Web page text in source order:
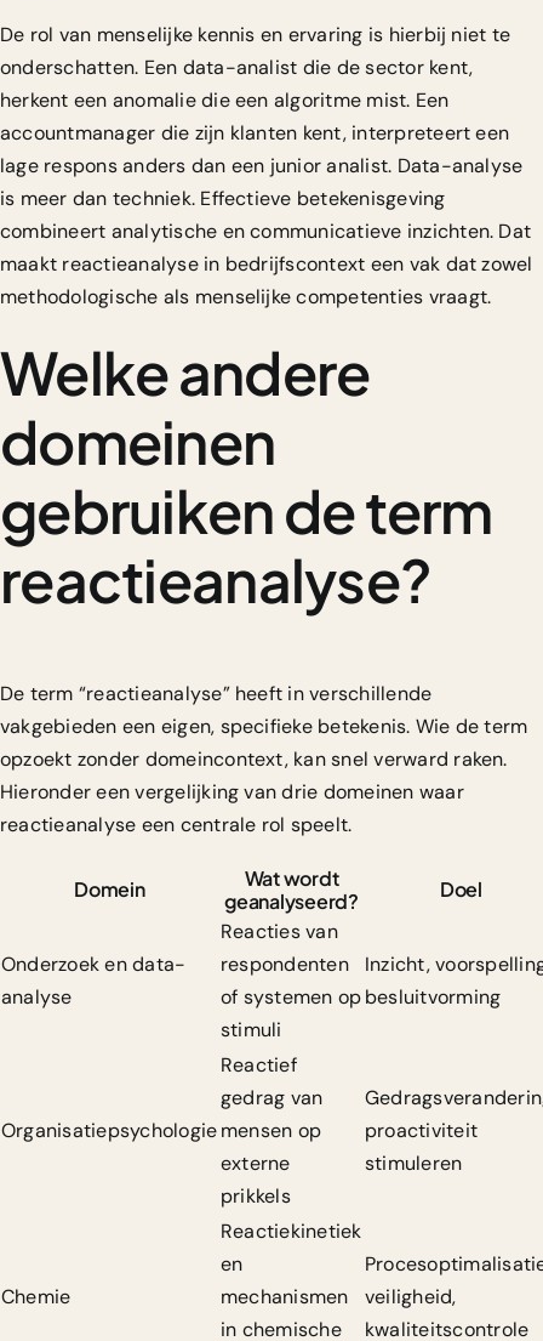
De rol van menselijke kennis en ervaring is hierbij niet te
onderschatten. Een data-analist die de sector kent,
herkent een anomalie die een algoritme mist. Een
accountmanager die zijn klanten kent, interpreteert een
lage respons anders dan een junior analist. Data-analyse
is meer dan techniek. Effectieve betekenisgeving
combineert analytische en communicatieve inzichten. Dat
maakt reactieanalyse in bedrijfscontext een vak dat zowel
methodologische als menselijke competenties vraagt.
Welke andere
domeinen
gebruiken de term
reactieanalyse?
De term “reactieanalyse” heeft in verschillende
vakgebieden een eigen, specifieke betekenis. Wie de term
opzoekt zonder domeincontext, kan snel verward raken.
Hieronder een vergelijking van drie domeinen waar
reactieanalyse een centrale rol speelt.
Domein
Wat wordt
geanalyseerd?
Doel
Onderzoek en data-
analyse
Reacties van
respondenten
of systemen op
stimuli
Inzicht,
besluitvorming
Organisatiepsychologie
Reactief
gedrag van
mensen op
externe
prikkels
proactiviteit
stimuleren
Chemie
Reactiekinetiek
en
mechanismen
in chemische
veiligheid,
kwaliteitscontrole